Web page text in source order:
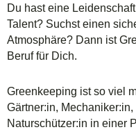
Du hast eine
Talent? Suchst einen
Atmosphäre? Dann ist
Beruf für Dich.
Greenkeeping ist so viel
Gärtner:in,
Naturschützer:in in einer